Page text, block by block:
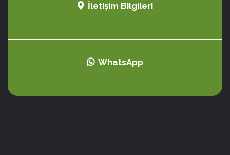
İletişim Bilgileri
WhatsApp